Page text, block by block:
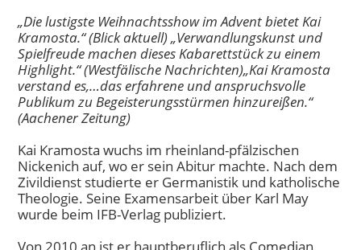
„Die lustigste Weihnachtsshow im Advent bietet Kai
Kramosta.“ (Blick aktuell) „Verwandlungskunst und
Spielfreude machen dieses Kabarettstück zu einem
Highlight.“ (Westfälische Nachrichten)„Kai Kramosta
verstand es,…das erfahrene und anspruchsvolle
Publikum zuBegeisterungsstürmen hinzureißen.“
(Aachener Zeitung)
Kai Kramosta wuchs im rheinland-pfälzischen
Nickenich auf, wo er sein Abitur machte. Nach dem
Zivildienst studierte er Germanistik und katholische
Theologie. Seine Examensarbeit über Karl May
wurde beim IFB-Verlag publiziert.